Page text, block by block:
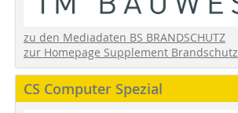
zu den Mediadaten BS BRANDSCHUTZ
zur Homepage Supplement Brandschutz
CS Computer Spezial